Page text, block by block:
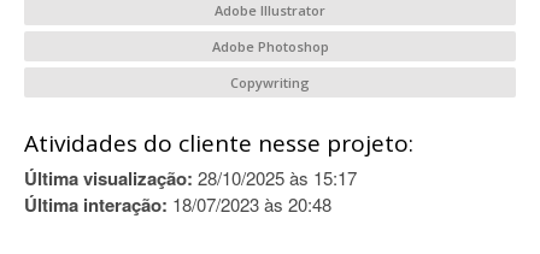
Adobe Illustrator
Adobe Photoshop
Copywriting
Atividades do cliente nesse projeto:
Última visualização: 28/10/2025 às 15:17
Última interação: 18/07/2023 às 20:48